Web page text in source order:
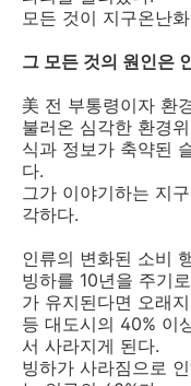
모든 것이 지구온난
그 모든 것의 원인은
美 전 부통령이자 환
불러온 심각한 환경
식과 정보가 축약된
다.
그가 이야기하는 지
각하다.
인류의 변화된 소비
빙하를 10년을 주기
가 유지된다면 오래
등 대도시의 40% 이
서 사라지게 된다.
빙하가 사라짐으로